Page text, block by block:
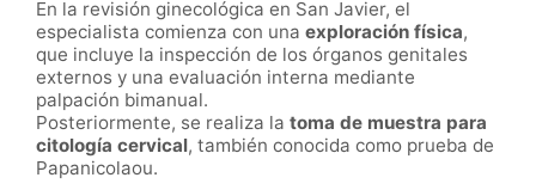
En la revisión ginecológica en San Javier, el
especialista comienza con una exploración física,
que incluye la inspección de los órganos genitales
externos y una evaluación interna mediante
palpación bimanual.
Posteriormente, se realiza la toma de muestra para
citología cervical, también conocida como prueba de
Papanicolaou.